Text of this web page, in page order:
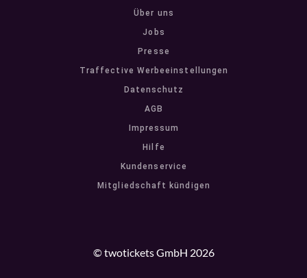
Über uns
Jobs
Presse
Traffective Werbeeinstellungen
Datenschutz
AGB
Impressum
Hilfe
Kundenservice
Mitgliedschaft kündigen
© twotickets GmbH 2026